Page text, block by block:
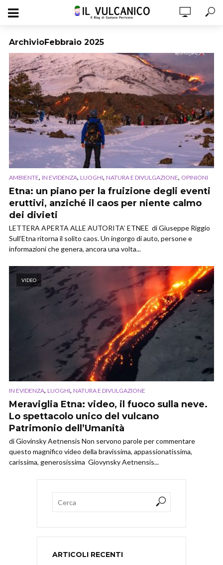
ArchivioFebbraio 2025
AMBIENTE, IN EVIDENZA, LUOGHI, NATURA E DIVULGAZIONE, OPINIONI
Etna: un piano per la fruizione degli eventi
eruttivi, anziché il caos per niente calmo
dei divieti
LETTERA APERTA ALLE AUTORITA’ ETNEE di Giuseppe Riggio
Sull’Etna ritorna il solito caos. Un ingorgo di auto, persone e
informazioni che genera, ancora una volta...
VIDEO
IN EVIDENZA, LUOGHI, NATURA E DIVULGAZIONE
Meraviglia Etna: video, il fuoco sulla neve.
Lo spettacolo unico del vulcano
Patrimonio dell’Umanità
di Giovinsky Aetnensis Non servono parole per commentare
questo magnifico video della bravissima, appassionatissima,
carissima, generosissima Giovynsky Aetnensis...
ARTICOLI RECENTI